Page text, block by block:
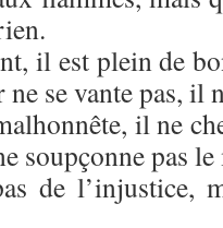
il est plein de
se vante pas, il
il ne
soupçonne pas
de l’injustice,